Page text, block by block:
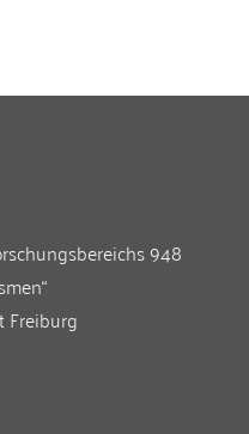
948
Freiburg